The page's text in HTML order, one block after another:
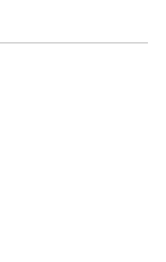
vieram muito
com os
um tecido
está
na vossa
justo. A